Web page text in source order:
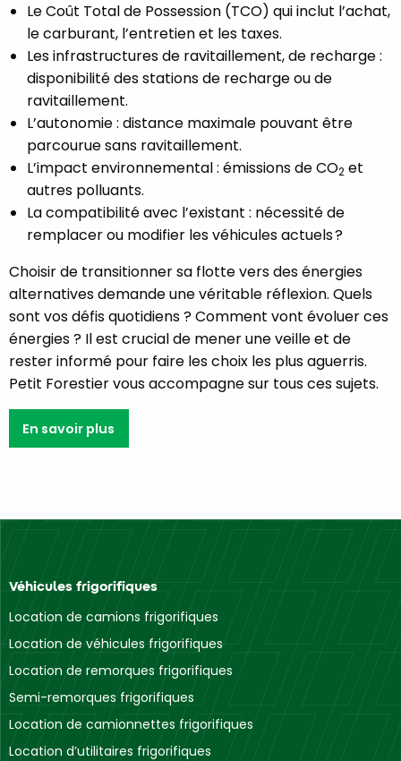
Le Coût Total de Possession (TCO) qui inclut l’achat,
le carburant, l’entretien et les taxes.
Les infrastructures de ravitaillement, de recharge :
disponibilité des stations de recharge ou de
ravitaillement.
L’autonomie : distance maximale pouvant être
parcourue sans ravitaillement.
L’impact environnemental : émissions de CO2 et
autres polluants.
La compatibilité avec l’existant : nécessité de
remplacer ou modifier les véhicules actuels ?
Choisir de transitionner sa flotte vers des énergies
alternatives demande une véritable réflexion. Quels
sont vos défis quotidiens ? Comment vont évoluer ces
énergies ? Il est crucial de mener une veille et de
rester informé pour faire les choix les plus aguerris.
Petit Forestier vous accompagne sur tous ces sujets.
En savoir plus
Véhicules frigorifiques
Location de camions frigorifiques
Location de véhicules frigorifiques
Location de remorques frigorifiques
Semi-remorques frigorifiques
Location de camionnettes frigorifiques
Location d’utilitaires frigorifiques